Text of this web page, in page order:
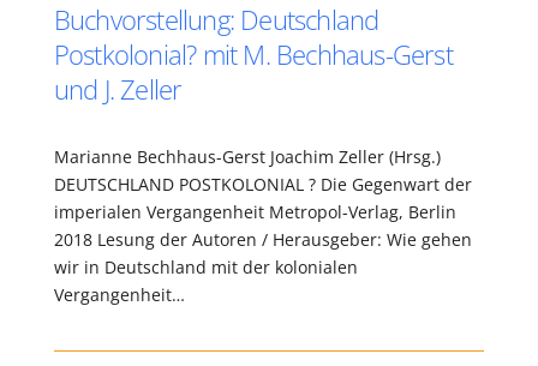
Buchvorstellung: Deutschland
Postkolonial? mit M. Bechhaus-Gerst
und J. Zeller
Marianne Bechhaus-Gerst Joachim Zeller (Hrsg.)
DEUTSCHLAND POSTKOLONIAL ? Die Gegenwart der
imperialen Vergangenheit Metropol-Verlag, Berlin
2018 Lesung der Autoren / Herausgeber: Wie gehen
wir in Deutschland mit der kolonialen
Vergangenheit…